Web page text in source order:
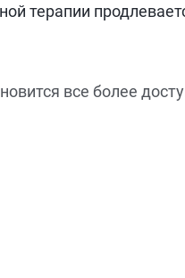
терапии
все более